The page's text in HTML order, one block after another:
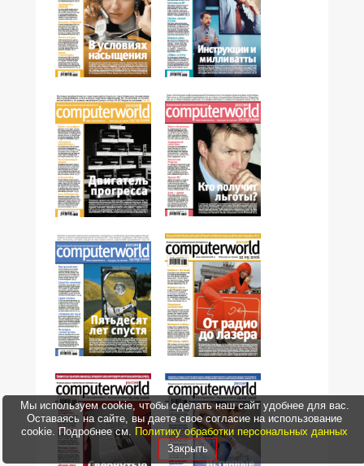
№38,2006 №37,2006
№36,2006 №35,2006
№34,2006 №33,2006
Мы используем cookie, чтобы сделать наш сайт удобнее для вас.
Оставаясь на сайте, вы даете свое согласие на использование
cookie. Подробнее см. Политику обработки персональных данных
Закрыть